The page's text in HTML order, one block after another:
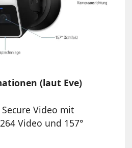
(laut Eve)
Video mit
Video und 157°